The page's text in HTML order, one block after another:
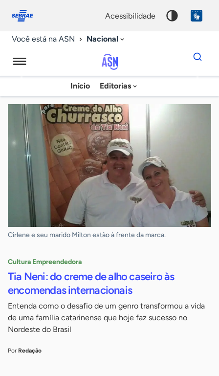
conosco
acessibilidade
Você está na ASN Nacional
Agência
Sebrae
de
Notícias
Início Editorias
Dados
para
chave
Cirlene e seu marido Milton estão à frente da marca.
Cultura Empreendedora
Tia Neni: do creme de alho caseiro às
encomendas internacionais
Entenda como o desafio de um genro transformou a vida
de uma família catarinense que hoje faz sucesso no
Nordeste do Brasil
Por Redação